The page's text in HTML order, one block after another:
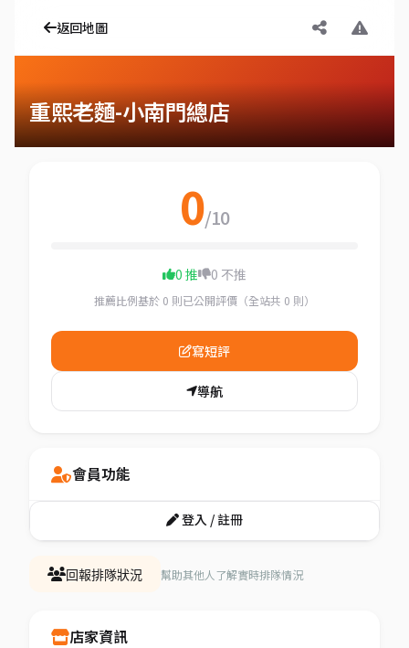
返回地圖
重熙老麵-小南門總店
回報排隊狀況 幫助其他人了解實時排隊情況
店家資訊
0/10
0 推 0 不推
推薦比例基於 0 則已公開評價（全站共 0 則）
寫短評
導航
會員功能
登入 / 註冊